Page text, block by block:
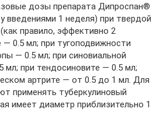
дозы препарата Дипроспан®
введениями 1 неделя) при твердой
правило, эффективно 2
0.5 мл; при тугоподвижности
— 0.5 мл; при синовиальной
мл; при тендосиновите — 0.5 мл;
артрите — от 0.5 до 1 мл. Для
применять туберкулиновый
имеет диаметр приблизительно 1